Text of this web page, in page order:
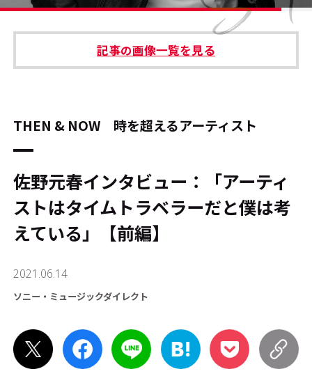
運営会社 プライバシーポリシー
本サイトご利用にあたって Cookie Settings
記事の画像一覧を見る
THEN & NOW 時を超えるアーティスト
佐野元春インタビュー：「アーティ
ストはタイムトラベラーだと僕は考
えている」【前編】
2021.06.14
ソニー・ミュージックダイレクト